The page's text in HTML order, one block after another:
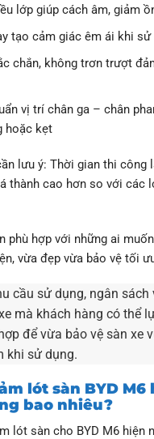
lớp giúp cách âm, giảm
tạo cảm giác êm ái khi sử
chắn, không trơn trượt
vị trí chân ga – chân
hoặc kẹt
lưu ý: Thời gian thi công
thành cao hơn so với các
phù hợp với những ai
vừa đẹp vừa bảo vệ tối
cầu sử dụng, ngân
mà khách hàng có thể
để vừa bảo vệ sàn xe
khi sử dụng.
lót sàn BYD M6
bao nhiêu?
lót sàn cho BYD M6 hiện